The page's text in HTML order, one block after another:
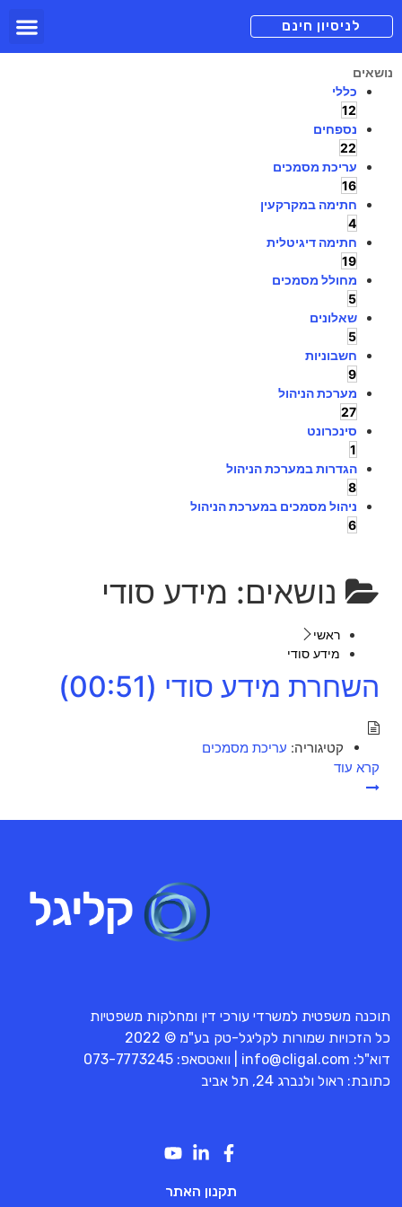
לניסיון חינם
נושאים
כללי
12
נספחים
22
עריכת מסמכים
16
חתימה במקרקעין
4
חתימה דיגיטלית
19
מחולל מסמכים
5
שאלונים
5
חשבוניות
9
מערכת הניהול
27
סינכרונט
1
הגדרות במערכת הניהול
8
ניהול מסמכים במערכת הניהול
6
נושאים: מידע סודי
ראשי
מידע סודי
השחרת מידע סודי (00:51)
קטיגוריה: עריכת מסמכים
קרא עוד
תוכנה משפטית למשרדי עורכי דין ומחלקות משפטיות
כל הזכויות שמורות לקליגל-טק בע"מ © 2022
דוא"ל: info@cligal.com | וואטסאפ: 073-7773245
כתובת: ראול ולנברג 24, תל אביב
תקנון האתר